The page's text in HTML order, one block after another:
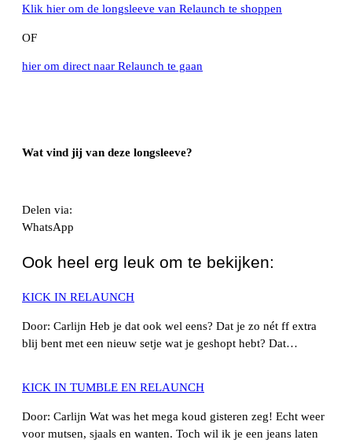
Klik hier om de longsleeve van Relaunch te shoppen
OF
hier om direct naar Relaunch te gaan
Wat vind jij van deze longsleeve?
Delen via:
WhatsApp
Ook heel erg leuk om te bekijken:
KICK IN RELAUNCH
Door: Carlijn Heb je dat ook wel eens? Dat je zo nét ff extra
blij bent met een nieuw setje wat je geshopt hebt? Dat…
KICK IN TUMBLE EN RELAUNCH
Door: Carlijn Wat was het mega koud gisteren zeg! Echt weer
voor mutsen, sjaals en wanten. Toch wil ik je een jeans laten